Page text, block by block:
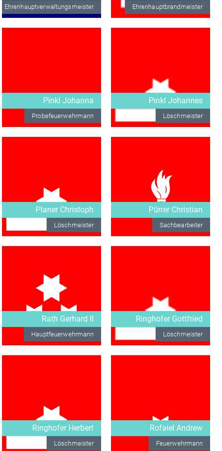
Ehrenhauptverwaltungsmeister Ehrenhauptbrandmeister
Pinkl Johanna
Probefeuerwehrmann
Pinkl Johannes
Löschmeister
Planer Christoph
Löschmeister
Pürrer Christian
Sachbearbeiter
Rath Gerhard II
Hauptfeuerwehrmann
Ringhofer Gottfried
Löschmeister
Ringhofer Herbert
Löschmeister
Rofaiel Andrew
Feuerwehrmann